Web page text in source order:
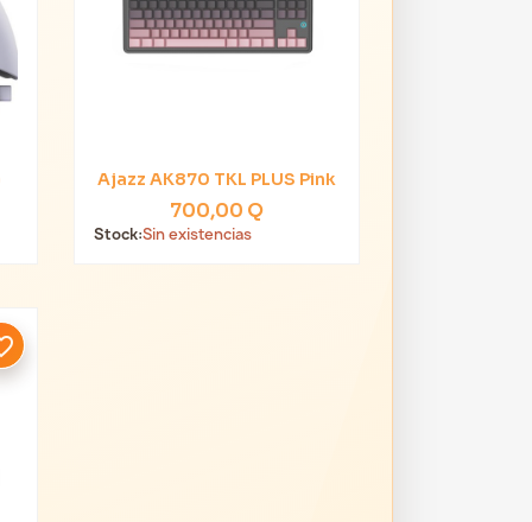
Vista rápida
Ajazz AK870 TKL PLUS Pink
700,00 Q
Stock:Sin existencias